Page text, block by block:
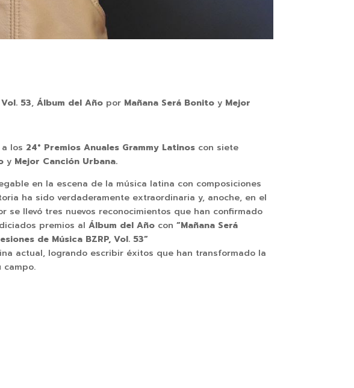
53,Álbum del Año por Mañana Será Bonito y Mejor
los 24° Premios Anuales Grammy Latinos con siete
y Mejor Canción Urbana.
en la escena de la música latina con composiciones
ha sido verdaderamente extraordinaria y, anoche, en el
se llevó tres nuevos reconocimientos que han confirmado
premios alÁlbum del Año con“Mañana Será
de Música BZRP, Vol. 53”
actual, logrando escribir éxitos que han transformado la
campo.